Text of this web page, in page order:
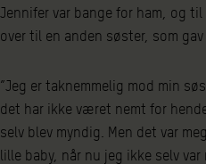
Jennifer var bange for ham, og
over til en anden søster, som
”Jeg er taknemmelig mod min
det har ikke været nemt for
selv blev myndig. Men det var
lille baby, når nu jeg ikke selv